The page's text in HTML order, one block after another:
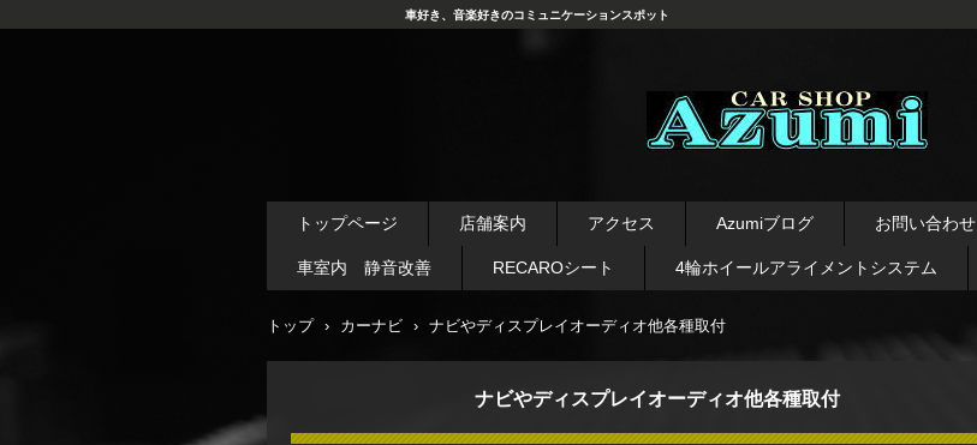
イール デッドニング カーオ
ーディオ レカロシート
車好き、音楽好きのコミュニケーションスポット
トップページ 店舗案内 アクセス Azumiブログ お問い合わせ
車室内 静音改善 RECAROシート 4輪ホイールアライメントシステム
トップ › カーナビ › ナビやディスプレイオーディオ他各種取付
ナビやディスプレイオーディオ他各種取付